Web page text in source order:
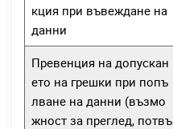
кция при въвеждане на
данни
Превенция на допускан
ето на грешки при попъ
лване на данни (възмо
жност за преглед, потвъ